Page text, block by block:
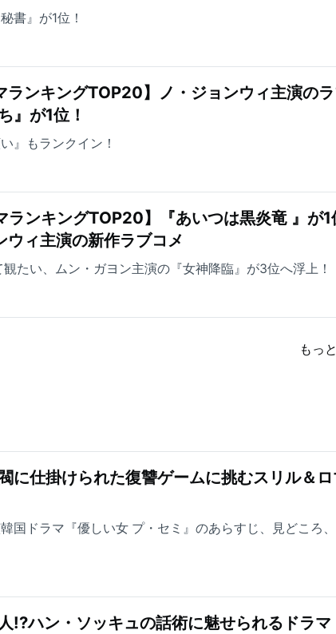
書』が1位！
ランキングTOP20】ノ・ジョンウィ主演の
』が1位！
』もランクイン！
ランキングTOP20】『あいつは黒炎竜 』が1
ィ主演の新作ラブコメ
観たい、ムン・ガヨン主演の『女神降臨』が3位へ浮上！
もっ
に仕掛けられた復讐ゲームに挑むスリル＆
国ドラマ『優しい女 プ・セミ』のあらすじ、見どころ
!?ハン・ソッキュの話術に魅せられるドラマ